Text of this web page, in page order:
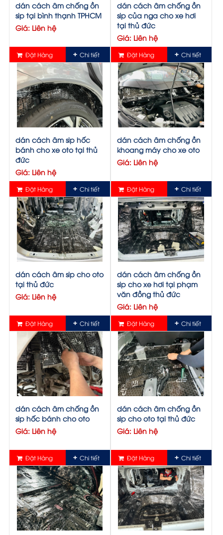
dán cách âm chống ồn
sip tại bình thạnh TPHCM
Giá: Liên hệ
Đặt Hàng Chi tiết
dán cách âm chống ồn
sip của nga cho xe hơi
tại thủ đức
Giá: Liên hệ
Đặt Hàng Chi tiết
dán cách âm sip hốc
bánh cho xe oto tại thủ
đức
Giá: Liên hệ
Đặt Hàng Chi tiết
dán cách âm chống ồn
khoang máy cho xe oto
Giá: Liên hệ
Đặt Hàng Chi tiết
dán cách âm sip cho oto
tại thủ đức
Giá: Liên hệ
Đặt Hàng Chi tiết
dán cách âm chống ồn
sip cho xe hơi tại phạm
văn đồng thủ đức
Giá: Liên hệ
Đặt Hàng Chi tiết
dán cách âm chống ồn
sip hốc bánh cho oto
Giá: Liên hệ
Đặt Hàng Chi tiết
dán cách âm chống ồn
sip cho oto tại thủ đức
Giá: Liên hệ
Đặt Hàng Chi tiết